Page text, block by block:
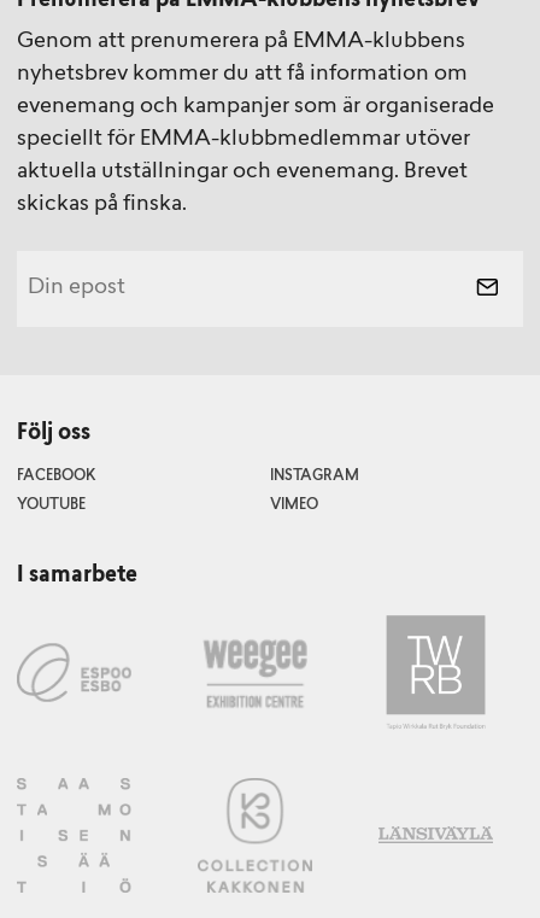
Genom att prenumerera på EMMA-klubbens
nyhetsbrev kommer du att få information om
evenemang och kampanjer som är organiserade
speciellt för EMMA-klubbmedlemmar utöver
aktuella utställningar och evenemang. Brevet
skickas på finska.
Följ oss
FACEBOOK
INSTAGRAM
YOUTUBE
VIMEO
I samarbete